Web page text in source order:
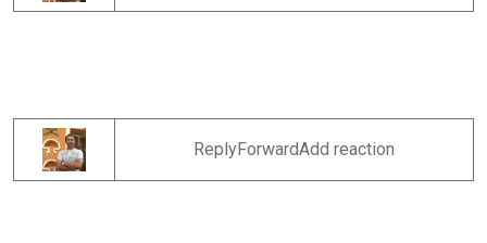
ReplyForwardAdd reaction